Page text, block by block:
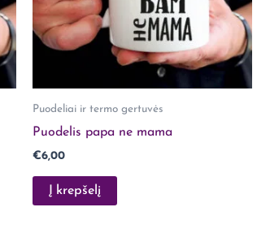
Puodeliai ir termo gertuvės
Puodelis papa ne mama
€6,00
Į krepšelį